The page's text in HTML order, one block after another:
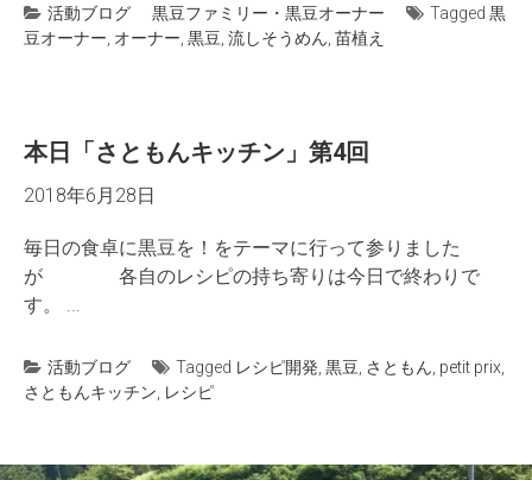
活動ブログ 黒豆ファミリー・黒豆オーナー Tagged 黒
豆オーナー オーナー 黒豆 流しそうめん 苗植え
本日「さともんキッチン」第4回
2018年6月28日
毎日の食卓に黒豆を！をテーマに行って参りました
が 各自のレシピの持ち寄りは今日で終わりで
す。 ...
活動ブログ Tagged レシピ開発 黒豆 さともん petit prix
さともんキッチン レシピ